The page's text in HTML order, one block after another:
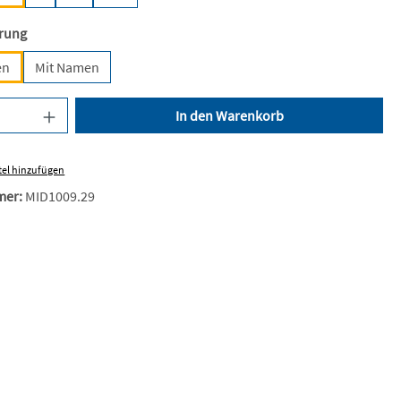
auswählen
Mit Namen
Gib den gewünschten Wert ein
In den Warenkorb
hinzufügen
MID1009.29